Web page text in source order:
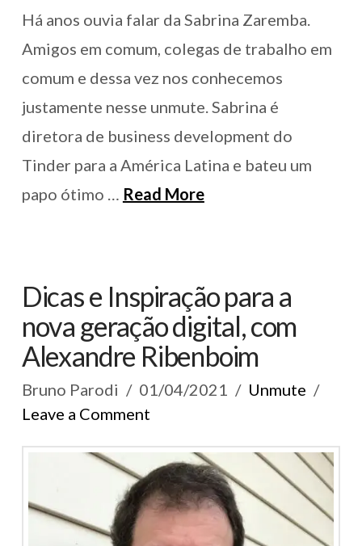
Há anos ouvia falar da Sabrina Zaremba.
Amigos em comum, colegas de trabalho em
comum e dessa vez nos conhecemos
justamente nesse unmute. Sabrina é
diretora de business development do
Tinder para a América Latina e bateu um
papo ótimo … Read More
Dicas e Inspiração para a
nova geração digital, com
Alexandre Ribenboim
Bruno Parodi 01/04/2021
Unmute
Leave a Comment